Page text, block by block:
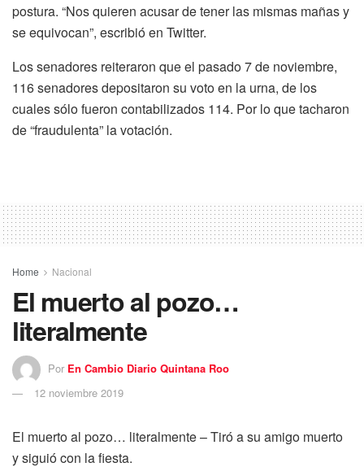
postura. “Nos quieren acusar de tener las mismas mañas y
se equivocan”, escribió en Twitter.
Los senadores reiteraron que el pasado 7 de noviembre,
116 senadores depositaron su voto en la urna, de los
cuales sólo fueron contabilizados 114. Por lo que tacharon
de “fraudulenta” la votación.
Home Nacional
El muerto al pozo…
literalmente
Por En Cambio Diario Quintana Roo
12 noviembre 2019
El muerto al pozo… literalmente – Tiró a su amigo muerto
y siguió con la fiesta.